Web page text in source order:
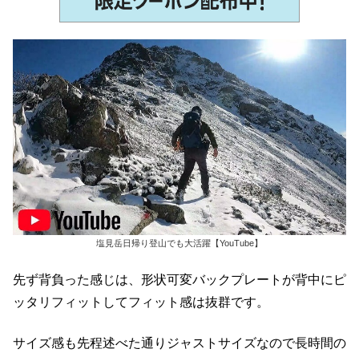
塩見岳日帰り登山でも大活躍【YouTube】
先ず背負った感じは、形状可変バックプレートが背中にピ
ッタリフィットしてフィット感は抜群です。
サイズ感も先程述べた通りジャストサイズなので長時間の